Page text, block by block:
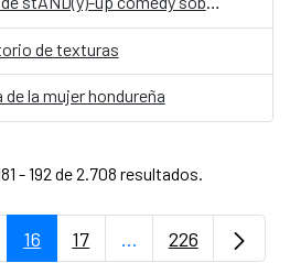
de texturas
la mujer hondureña
- 192 de 2.708 resultados.
intermedias Use TAB para
Página
16 Página
17 ...PáginasPágina
226